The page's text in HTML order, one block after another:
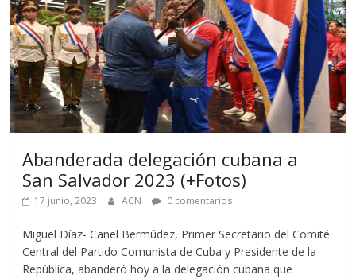
Abanderada delegación cubana a
San Salvador 2023 (+Fotos)
17 junio, 2023 ACN 0 comentarios
Miguel Díaz- Canel Bermúdez, Primer Secretario del Comité
Central del Partido Comunista de Cuba y Presidente de la
República, abanderó hoy a la delegación cubana que